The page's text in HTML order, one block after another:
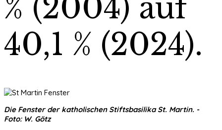
% (2004) auf
40,1 % (2024).
Die Fenster der katholischen Stiftsbasilika St. Martin. -
Foto: W. Götz